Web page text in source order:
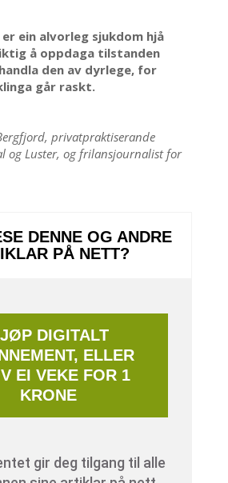
ein alvorleg sjukdom hjå
å oppdaga tilstanden
den av dyrlege, for
går raskt.
privatpraktiserande
og Luster, og frilansjournalist for
DENNE OG ANDRE
PÅ NETT?
DIGITALT
ELLER
EI VEKE FOR 1
KRONE
gir deg tilgang til alle